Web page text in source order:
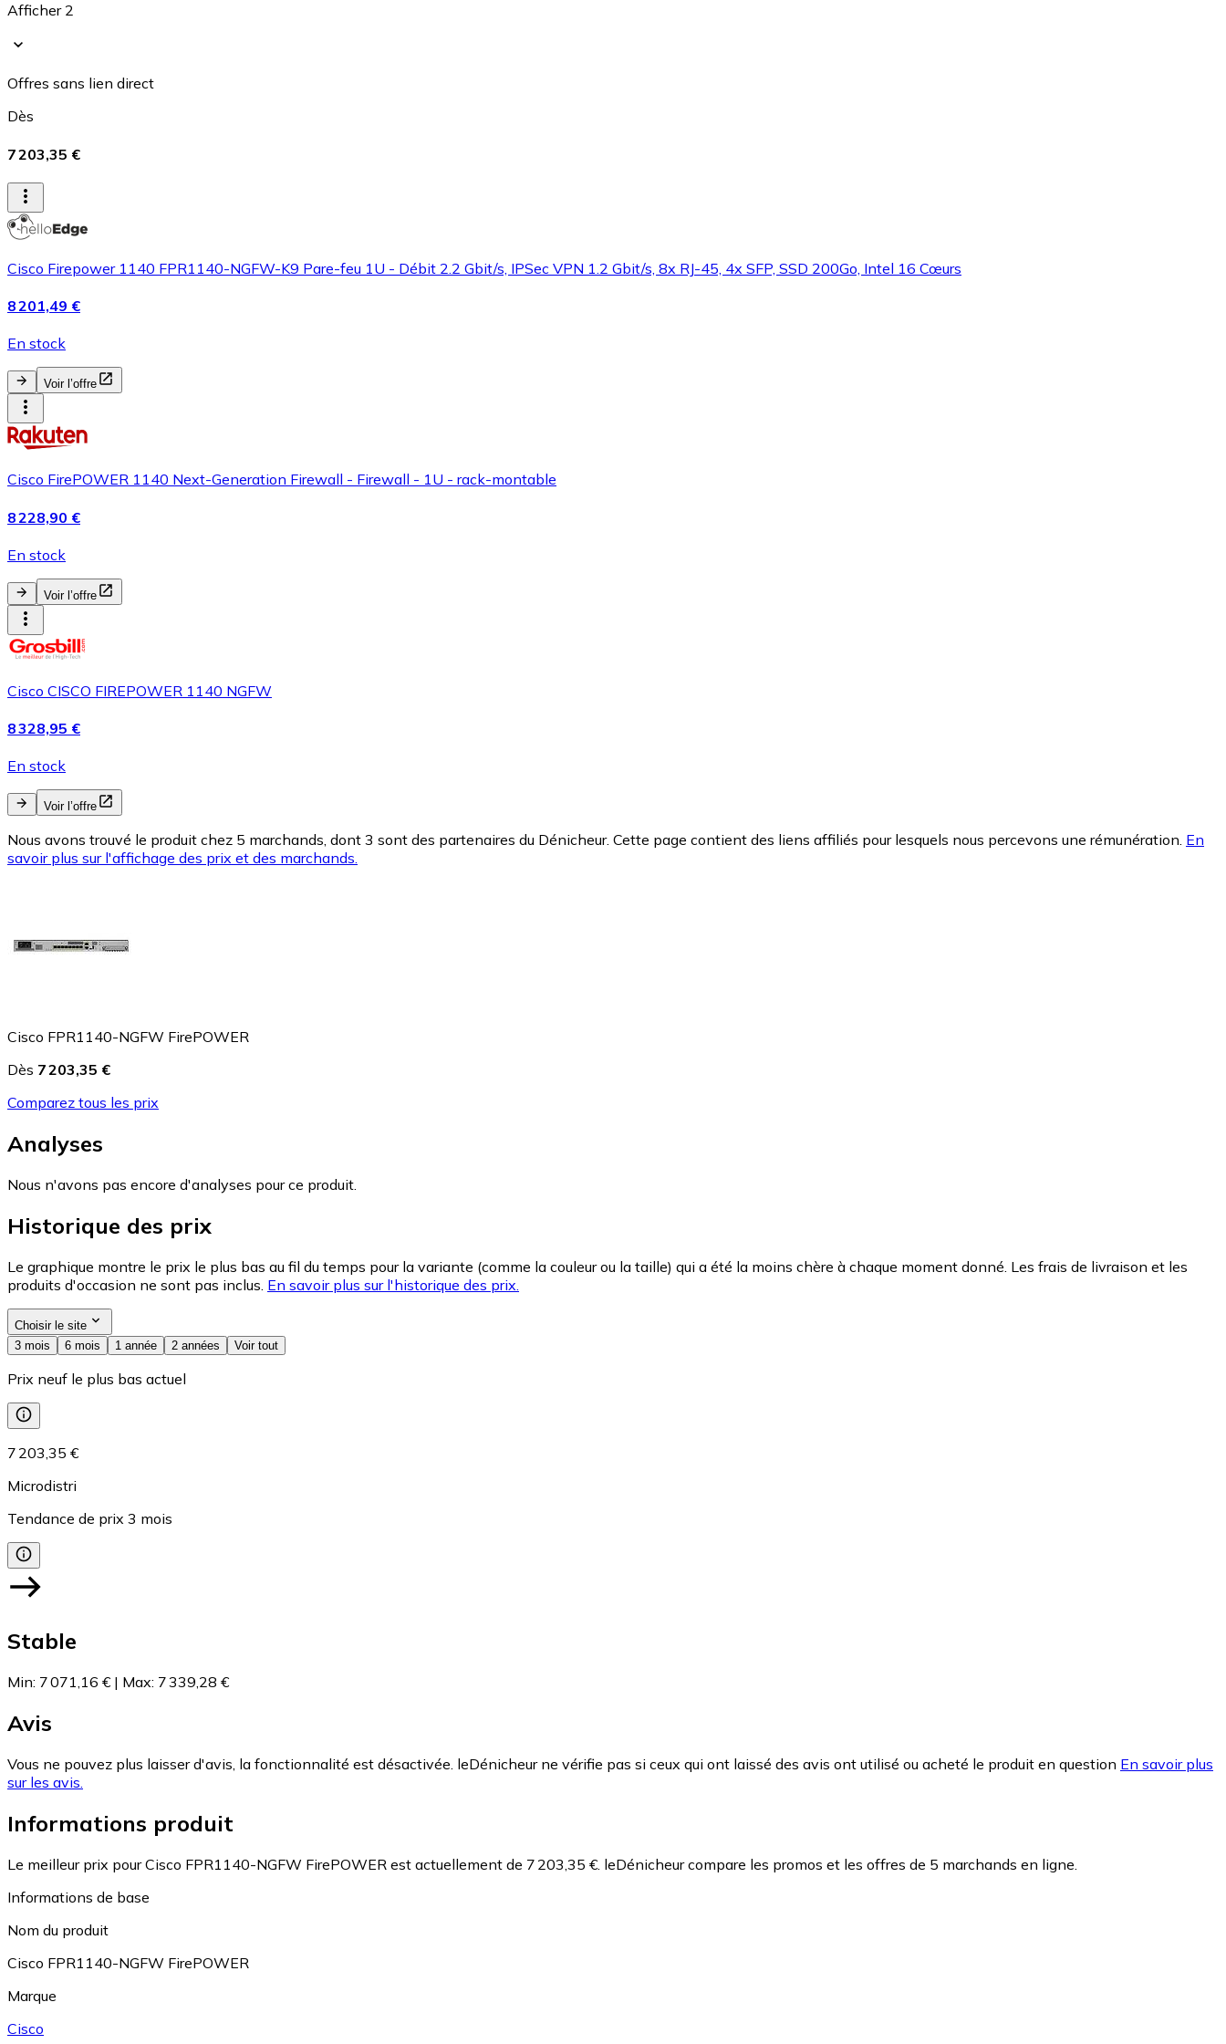
Afficher 2
Offres sans lien direct
Dès
7 203,35 €
Cisco Firepower 1140 FPR1140-NGFW-K9 Pare-feu 1U - Débit 2.2 Gbit/s, IPSec VPN 1.2 Gbit/s, 8x RJ-45, 4x SFP, SSD 200Go, Intel 16 Cœurs
8 201,49 €
En stock
Voir l’offre
Cisco FirePOWER 1140 Next-Generation Firewall - Firewall - 1U - rack-montable
8 228,90 €
En stock
Voir l’offre
Cisco CISCO FIREPOWER 1140 NGFW
8 328,95 €
En stock
Voir l’offre
Nous avons trouvé le produit chez 5 marchands, dont 3 sont des partenaires du Dénicheur. Cette page contient des liens affiliés pour lesquels nous percevons une rémunération. En
savoir plus sur l'affichage des prix et des marchands.
Cisco FPR1140-NGFW FirePOWER
Dès 7 203,35 €
Comparez tous les prix
Analyses
Nous n'avons pas encore d'analyses pour ce produit.
Historique des prix
Le graphique montre le prix le plus bas au fil du temps pour la variante (comme la couleur ou la taille) qui a été la moins chère à chaque moment donné. Les frais de livraison et les
produits d'occasion ne sont pas inclus. En savoir plus sur l'historique des prix.
Choisir le site
3 mois
6 mois 1 année 2 années Voir tout
Prix neuf le plus bas actuel
7 203,35 €
Microdistri
Tendance de prix 3 mois
Stable
Min: 7 071,16 € | Max: 7 339,28 €
Avis
Vous ne pouvez plus laisser d'avis, la fonctionnalité est désactivée. leDénicheur ne vérifie pas si ceux qui ont laissé des avis ont utilisé ou acheté le produit en question En savoir plus
sur les avis.
Informations produit
Le meilleur prix pour Cisco FPR1140-NGFW FirePOWER est actuellement de 7 203,35 €. leDénicheur compare les promos et les offres de 5 marchands en ligne.
Informations de base
Nom du produit
Cisco FPR1140-NGFW FirePOWER
Marque
Cisco